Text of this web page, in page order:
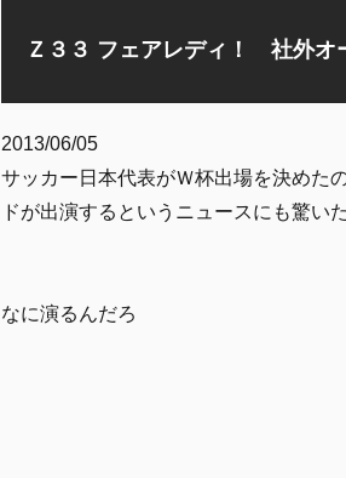
Ｚ３３ フェアレディ！ 社外オ
2013/06/05
サッカー日本代表がＷ杯出場を決めた
ドが出演するというニュースにも驚いた
なに演るんだろ